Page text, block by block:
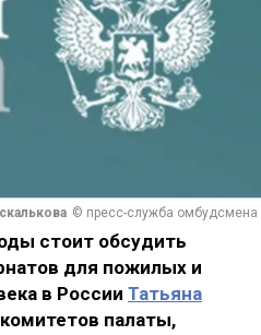
© пресс-служба омбудсмена
стоит обсудить
для пожилых и
в России Татьяна
палаты,